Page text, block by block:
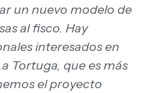
un nuevo modelo de
al fisco. Hay
interesados en
Tortuga, que es más
el proyecto